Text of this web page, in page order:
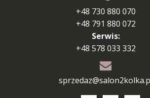
+48 730 880 070
+48 791 880 072
Serwis:
+48 578 033 332